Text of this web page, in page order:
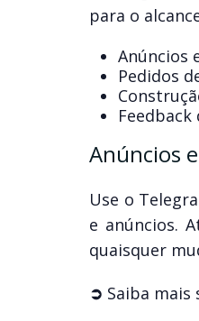
para o
Anúncios
Pedidos
Anúncios
Use o
e anúncios.
quaisquer
➲ Saiba mais